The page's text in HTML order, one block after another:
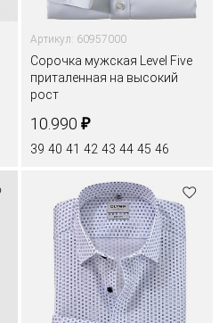
Артикул: 60957000
Сорочка мужская Level Five
приталенная на высокий
рост
10.990 ₽
39 40 41 42 43 44 45 46